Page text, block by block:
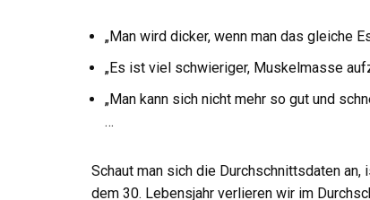
„Man wird dicker, wenn man das gleiche
„Es ist viel schwieriger, Muskelmasse
„Man kann sich nicht mehr so gut und
…
Schaut man sich die Durchschnittsdaten an,
dem 30. Lebensjahr verlieren wir im